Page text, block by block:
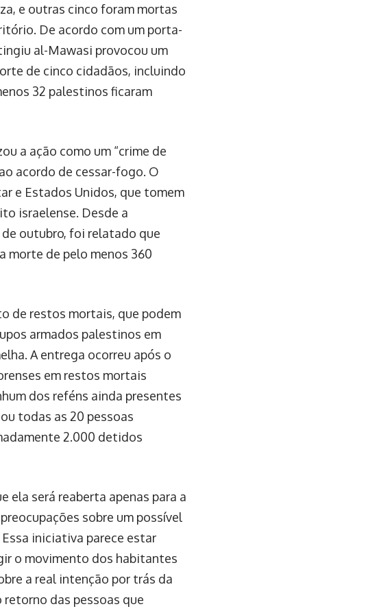
e outras cinco foram mortas
De acordo com um porta-
al-Mawasi provocou um
de cinco cidadãos, incluindo
32 palestinos ficaram
a ação como um “crime de
acordo de cessar-fogo. O
e Estados Unidos, que tomem
israelense. Desde a
outubro, foi relatado que
morte de pelo menos 360
de restos mortais, que podem
armados palestinos em
A entrega ocorreu após o
em restos mortais
dos reféns ainda presentes
todas as 20 pessoas
2.000 detidos
ela será reaberta apenas para a
sobre um possível
iniciativa parece estar
o movimento dos habitantes
a real intenção por trás da
retorno das pessoas que